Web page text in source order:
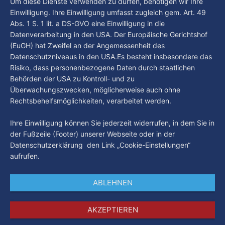
Einwilligung. Ihre Einwilligung umfasst zugleich gem. Art. 49
Abs. 1 S. 1 lit. a DS-GVO eine Einwilligung in die
Datenverarbeitung in den USA. Der Europäische Gerichtshof
(EuGH) hat Zweifel an der Angemessenheit des
Datenschutzniveaus in den USA.Es besteht insbesondere das
Risiko, dass personenbezogene Daten durch staatlichen
Behörden der USA zu Kontroll- und zu
Überwachungszwecken, möglicherweise auch ohne
Rechtsbehelfsmöglichkeiten, verarbeitet werden.
Ihre Einwilligung können Sie jederzeit widerrufen, in dem Sie in
der Fußzeile (Footer) unserer Webseite oder in der
Datenschutzerklärung den Link „Cookie-Einstellungen“
aufrufen.
ABLEHNEN
AKZEPTIEREN